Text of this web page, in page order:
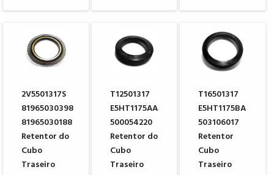
2V5501317S
81965030398
81965030188
Retentor do
Cubo
Traseiro
T12501317
E5HT1175AA
500054220
Retentor do
Cubo
Traseiro
T16501317
E5HT1175BA
503106017
Retentor
Cubo
Traseiro